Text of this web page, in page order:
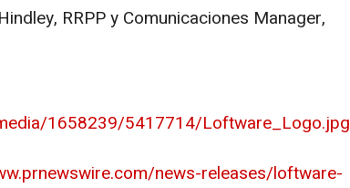
RRPP y Comunicaciones Manager,
1658239/5417714/Loftware_Logo.jpg
news-releases/loftware-